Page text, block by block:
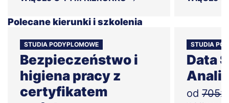
Polecane kierunki i szkolenia
STUDIA PODYPLOMOWE
Bezpieczeństwo i
higiena pracy z
certyfikatem
STUDIA
Data
od 705zł